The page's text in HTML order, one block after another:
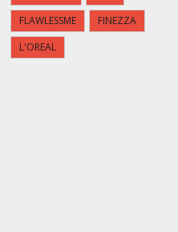
FLAWLESSME
FINEZZA
L'OREAL